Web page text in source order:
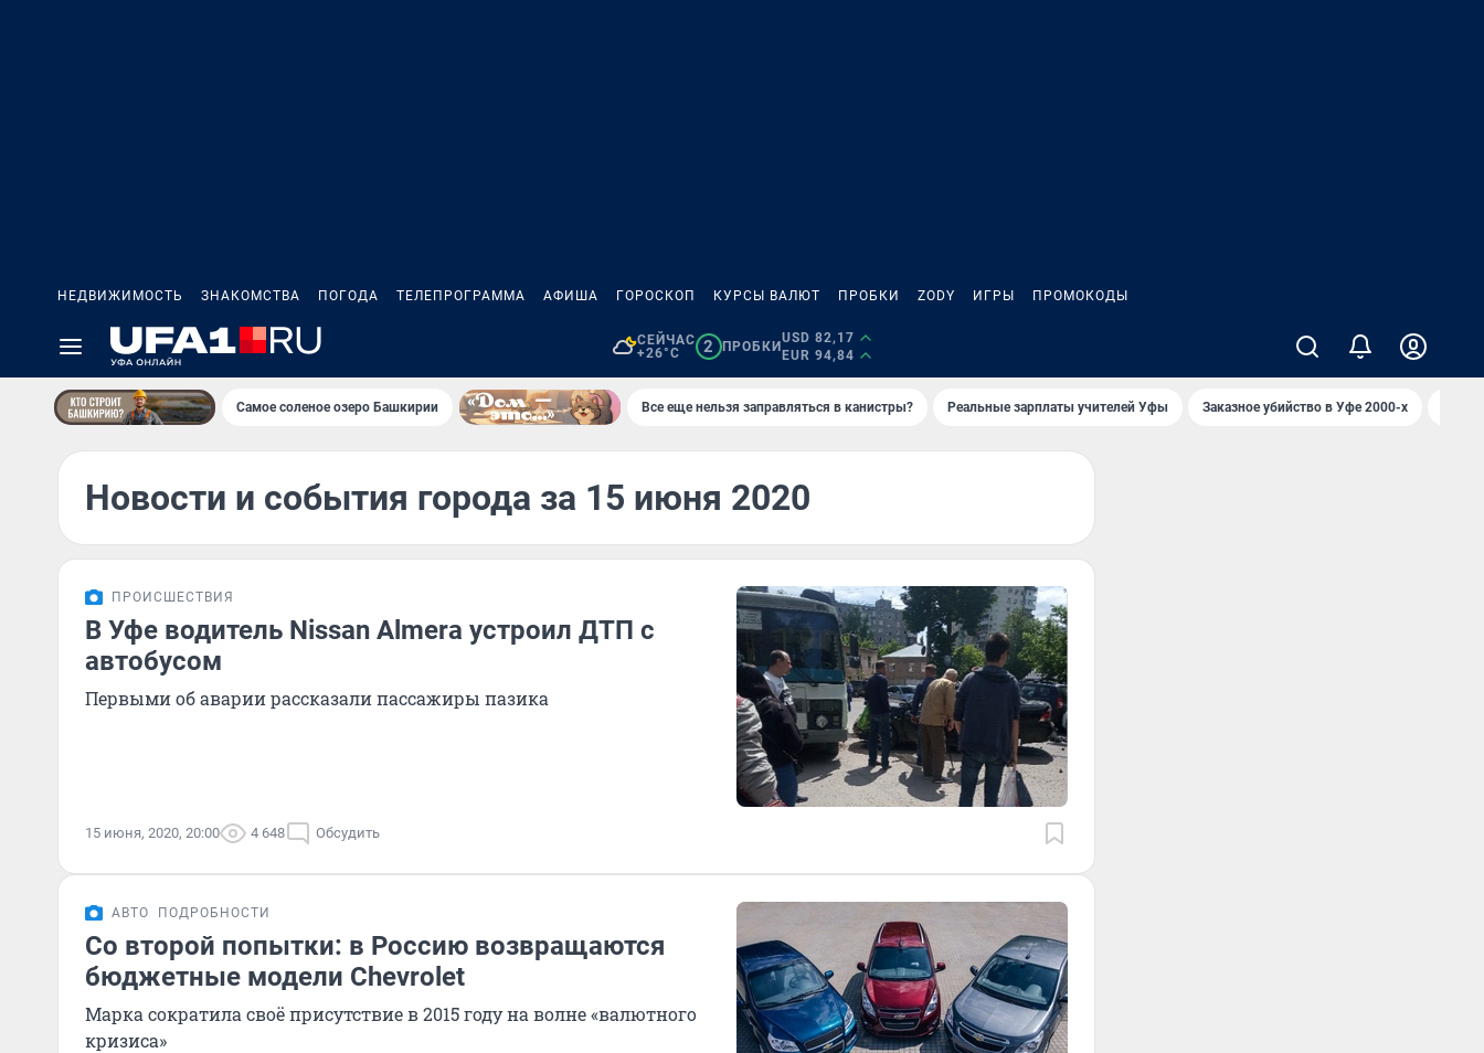
НЕДВИЖИМОСТЬ ЗНАКОМСТВА ПОГОДА ТЕЛЕПРОГРАММА АФИША ГОРОСКОП КУРСЫ ВАЛЮТ ПРОБКИ ZODY ИГРЫ ПРОМОКОДЫ
СЕЙЧАС
+26°C
2 ПРОБКИ
USD 82,17
EUR 94,84
Самое соленое озеро Башкирии Все еще нельзя заправляться в канистры? Реальные зарплаты учителей Уфы Заказное убийство в Уфе 2000-х
Новости и события города за 15 июня 2020
ПРОИСШЕСТВИЯ
В Уфе водитель Nissan Almera устроил ДТП с
автобусом
Первыми об аварии рассказали пассажиры пазика
15 июня, 2020, 20:00 4 648 Обсудить
АВТО ПОДРОБНОСТИ
Со второй попытки: в Россию возвращаются
бюджетные модели Chevrolet
Марка сократила своё присутствие в 2015 году на волне «валютного
кризиса»